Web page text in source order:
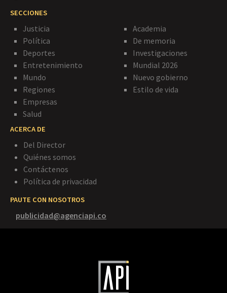
SECCIONES
Justicia
Política
Deportes
Entretenimiento
Mundo
Regiones
Empresas
Salud
Academia
De memoria
Investigaciones
Mundial 2026
Nuevo gobierno
Estilo de vida
ACERCA DE
Del Director
Quiénes somos
Contáctenos
Política de privacidad
PAUTE CON NOSOTROS
publicidad@agenciapi.co